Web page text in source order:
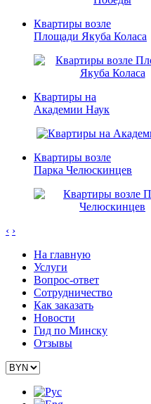
Квартиры возле
Площади Якуба Коласа
Квартиры на
Академии Наук
Квартиры возле
Парка Челюскинцев
‹ ›
На главную
Услуги
Вопрос-ответ
Сотрудничество
Как заказать
Новости
Гид по Минску
Отзывы